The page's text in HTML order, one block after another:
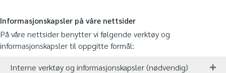
Informasjonskapsler på våre nettsider
På våre nettsider benytter vi følgende verktøy og
informasjonskapsler til oppgitte formål:
Interne verktøy og informasjonskapsler (nødvendig)